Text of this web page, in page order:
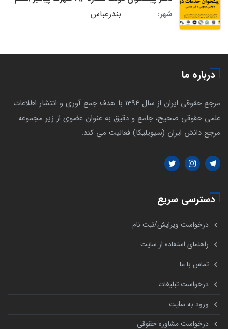
شهر:
بندرعباس
درباره ما
مرجع حقوقی ایران از سال 1394 با هدف جمع آوری و انتشار اطلاعات
علمی حقوقی صحیح، جامع و دقیق به عنوان عضوی از زیر مجموعه
مرجع دانش ایران (سیویلیکا) فعالیت می کند.
دسترسی سریع
درخواست ویرایش/ثبت نام
راهنمای استفاده از سایت
تماس با ما
درخواست تبلیغات
ورود به سایت
درخواست مشاوره حقوقی